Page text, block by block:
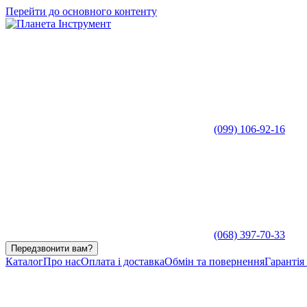
Перейти до основного контенту
(099) 106-92-16
(068) 397-70-33
Передзвонити вам?
КаталогПро насОплата і доставкаОбмін та поверненняГарантія